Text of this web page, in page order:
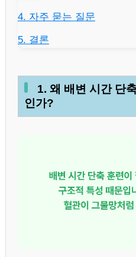
4. 자주 묻는 질문
5. 결론
1. 왜 배변 시간 단
인가?